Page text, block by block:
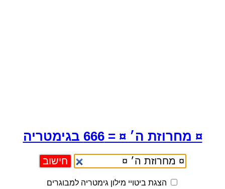
¤ מחרוזת ה׳ ¤ = 666 בגימטריה
הצגת ביטויי מילון גימטריה למבוגרים